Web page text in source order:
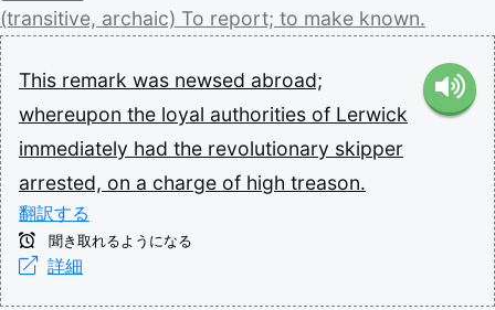
(transitive, archaic) To report; to make known.
This remark was newsed abroad;
whereupon the loyal authorities of Lerwick
immediately had the revolutionary skipper
arrested, on a charge of high treason.
翻訳する
聞き取れるようになる
詳細